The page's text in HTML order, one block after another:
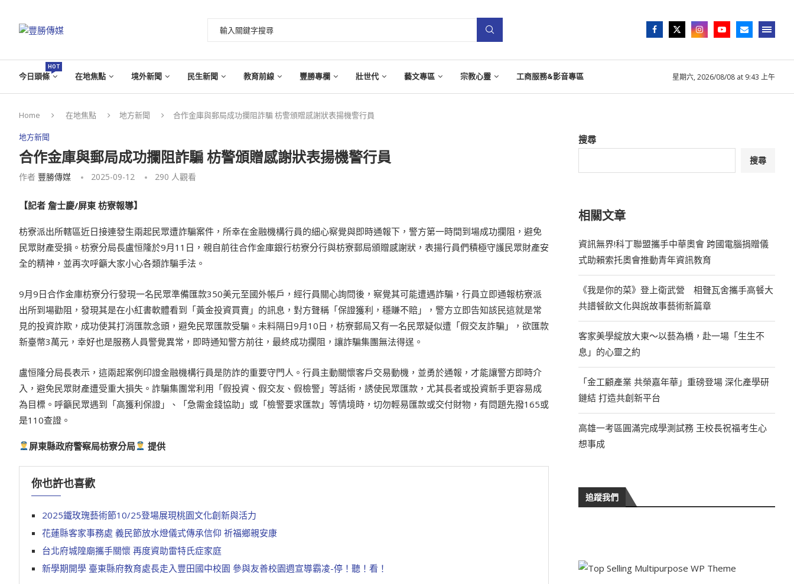
今日頭條
HOT
在地焦點 境外新聞 民生新聞 教育前線 豐勝專欄 壯世代 藝文專區 宗教心靈 工商服務&影音專區 星期六, 2026/08/08 at 9:43 上午
Home 在地焦點 地方新聞 合作金庫與郵局成功攔阻詐騙 枋警頒贈感謝狀表揚機警行員
地方新聞
合作金庫與郵局成功攔阻詐騙 枋警頒贈感謝狀表揚機警行員
作者 豐勝傳媒 2025-09-12 290 人觀看
【記者 詹士慶/屏東 枋寮報導】
枋寮派出所轄區近日接連發生兩起民眾遭詐騙案件，所幸在金融機構行員的細心察覺與即時通報下，警方第一時間到場成功攔阻，避免
民眾財產受損。枋寮分局長盧恒隆於9月11日，親自前往合作金庫銀行枋寮分行與枋寮郵局頒贈感謝狀，表揚行員們積極守護民眾財產安
全的精神，並再次呼籲大家小心各類詐騙手法。
9月9日合作金庫枋寮分行發現一名民眾準備匯款350美元至國外帳戶，經行員關心詢問後，察覺其可能遭遇詐騙，行員立即通報枋寮派
出所到場勸阻，發現其是在小紅書軟體看到「黃金投資買賣」的訊息，對方聲稱「保證獲利，穩賺不賠」，警方立即告知該民這就是常
見的投資詐欺，成功使其打消匯款念頭，避免民眾匯款受騙。未料隔日9月10日，枋寮郵局又有一名民眾疑似遭「假交友詐騙」，欲匯款
新臺幣3萬元，幸好也是服務人員警覺異常，即時通知警方前往，最終成功攔阻，讓詐騙集團無法得逞。
盧恒隆分局長表示，這兩起案例印證金融機構行員是防詐的重要守門人。行員主動關懷客戶交易動機，並勇於通報，才能讓警方即時介
入，避免民眾財產遭受重大損失。詐騙集團常利用「假投資、假交友、假檢警」等話術，誘使民眾匯款，尤其長者或投資新手更容易成
為目標。呼籲民眾遇到「高獲利保證」、「急需金錢協助」或「檢警要求匯款」等情境時，切勿輕易匯款或交付財物，有問題先撥165或
是110查證。
屏東縣政府警察局枋寮分局 提供
你也許也喜歡
2025鐵玫瑰藝術節10/25登場展現桃園文化創新與活力
花蓮縣客家事務處 義民節放水燈儀式傳承信仰 祈福鄉親安康
台北府城隍廟攜手關懷 再度資助雷特氏症家庭
新學期開學 臺東縣府教育處長走入豐田國中校園 參與友善校園週宣導霸凌-停！聽！看！
搜尋
搜尋
相關文章
資訊無界!科丁聯盟攜手中華奧會 跨國電腦捐贈儀
式助賴索托奧會推動青年資訊教育
《我是你的菜》登上衛武營 相聲瓦舍攜手高餐大
共譜餐飲文化與說故事藝術新篇章
客家美學綻放大東～以藝為橋，赴一場「生生不
息」的心靈之約
「金工顧產業 共榮嘉年華」重磅登場 深化產學研
鏈結 打造共創新平台
高雄一考區圓滿完成學測試務 王校長祝福考生心
想事成
追蹤我們